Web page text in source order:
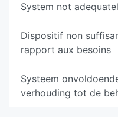
System not
Dispositif non
rapport aux besoins
Systeem
verhouding tot de